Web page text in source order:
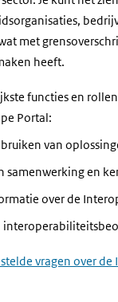
met
heeft.
functies en
Portal:
van
samenwerking en
over de
vragen over